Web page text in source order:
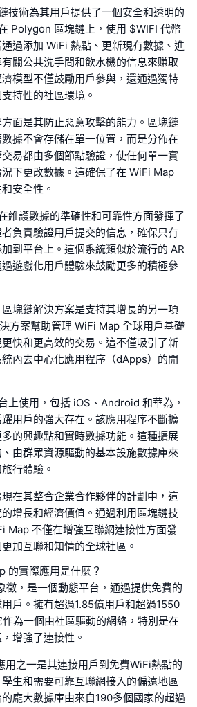
技術為其用戶提供了一個安全和透明的
Polygon 區塊鏈上，使用 $WIFI 代幣
過添加 WiFi 熱點、更新現有數據、進
關公共洗手間和飲水機的信息來賺取
模型不僅鼓勵用戶參與，還通過獨特
持性的社區環境。
面是其防止惡意攻擊的能力。區塊鏈
據不會存儲在單一位置，而是分佈在
易都由多個節點驗證，使任何單一實
下更改數據。這確保了在 WiFi Map
安全性。
維護數據的準確性和可靠性方面發揮了
負責驗證用戶提交的信息，確保只有
到平台上。這個系統類似於流行的 AR
遊戲化用戶體驗來鼓勵更多的積極參
塊鏈解決方案是支持其增長的另一項
方案幫助管理 WiFi Map 全球用戶基礎
快和更高效的交易。這不僅吸引了新
內去中心化應用程序（dApps）的開
上使用，包括 iOS、Android 和華為，
用戶的強大存在。該應用程序不斷擴
的興趣點和實時數據功能。這種擴展
由群眾資源驅動的基本設施數據庫來
行體驗。
在其整合企業合作夥伴的計劃中，這
增長和經濟價值。通過利用區塊鏈技
Map 不僅在增強互聯網連接性方面發
加互聯和知情的全球社區。
的實際應用是什麼？
徵，是一個動態平台，通過提供免費的
戶。擁有超過1.85億用戶和超過1550
為一個由社區驅動的網絡，特別是在
增強了連接性。
用之一是其連接用戶到免費WiFi熱點的
生和需要可靠互聯網接入的偏遠地區
龐大數據庫由來自190多個國家的超過